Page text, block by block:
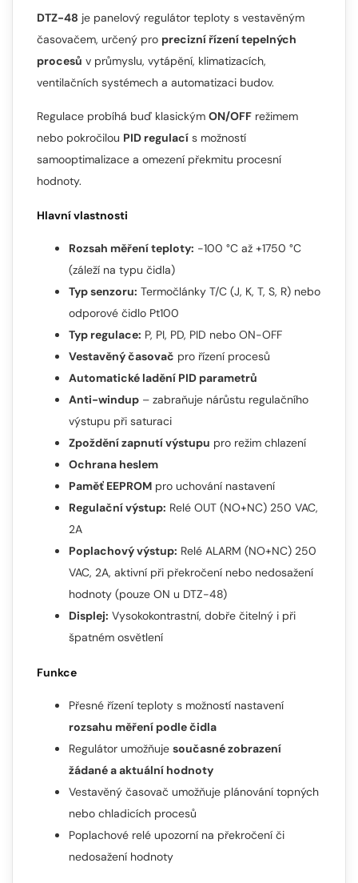
DTZ-48 je panelový regulátor teploty s vestavěným
časovačem, určený pro precizní řízení tepelných
procesů v průmyslu, vytápění, klimatizacích,
ventilačních systémech a automatizaci budov.
Regulace probíhá buď klasickým ON/OFF režimem
nebo pokročilou PID regulací s možností
samooptimalizace a omezení překmitu procesní
hodnoty.
Hlavní vlastnosti
Rozsah měření teploty: -100 °C až +1750 °C
(záleží na typu čidla)
Typ senzoru: Termočlánky T/C (J, K, T, S, R) nebo
odporové čidlo Pt100
Typ regulace: P, PI, PD, PID nebo ON-OFF
Vestavěný časovač pro řízení procesů
Automatické ladění PID parametrů
Anti-windup – zabraňuje nárůstu regulačního
výstupu při saturaci
Zpoždění zapnutí výstupu pro režim chlazení
Ochrana heslem
Paměť EEPROM pro uchování nastavení
Regulační výstup: Relé OUT (NO+NC) 250 VAC,
2A
Poplachový výstup: Relé ALARM (NO+NC) 250
VAC, 2A, aktivní při překročení nebo nedosažení
hodnoty (pouze ON u DTZ-48)
Displej: Vysokokontrastní, dobře čitelný i při
špatném osvětlení
Funkce
Přesné řízení teploty s možností nastavení
rozsahu měření podle čidla
Regulátor umožňuje současné zobrazení
žádané a aktuální hodnoty
Vestavěný časovač umožňuje plánování topných
nebo chladicích procesů
Poplachové relé upozorní na překročení či
nedosažení hodnoty